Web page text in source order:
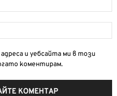
и уебсайта ми в този
коментирам.